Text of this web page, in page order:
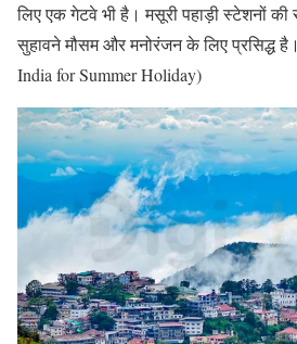
लिए एक गेटवे भी है। मसूरी पहाड़ी स्टेशनों की
सुहावने मौसम और मनोरंजन के लिए प्रसिद्ध
India for Summer Holiday)